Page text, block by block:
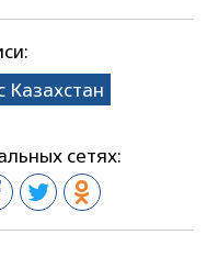
Казахстан
сетях: